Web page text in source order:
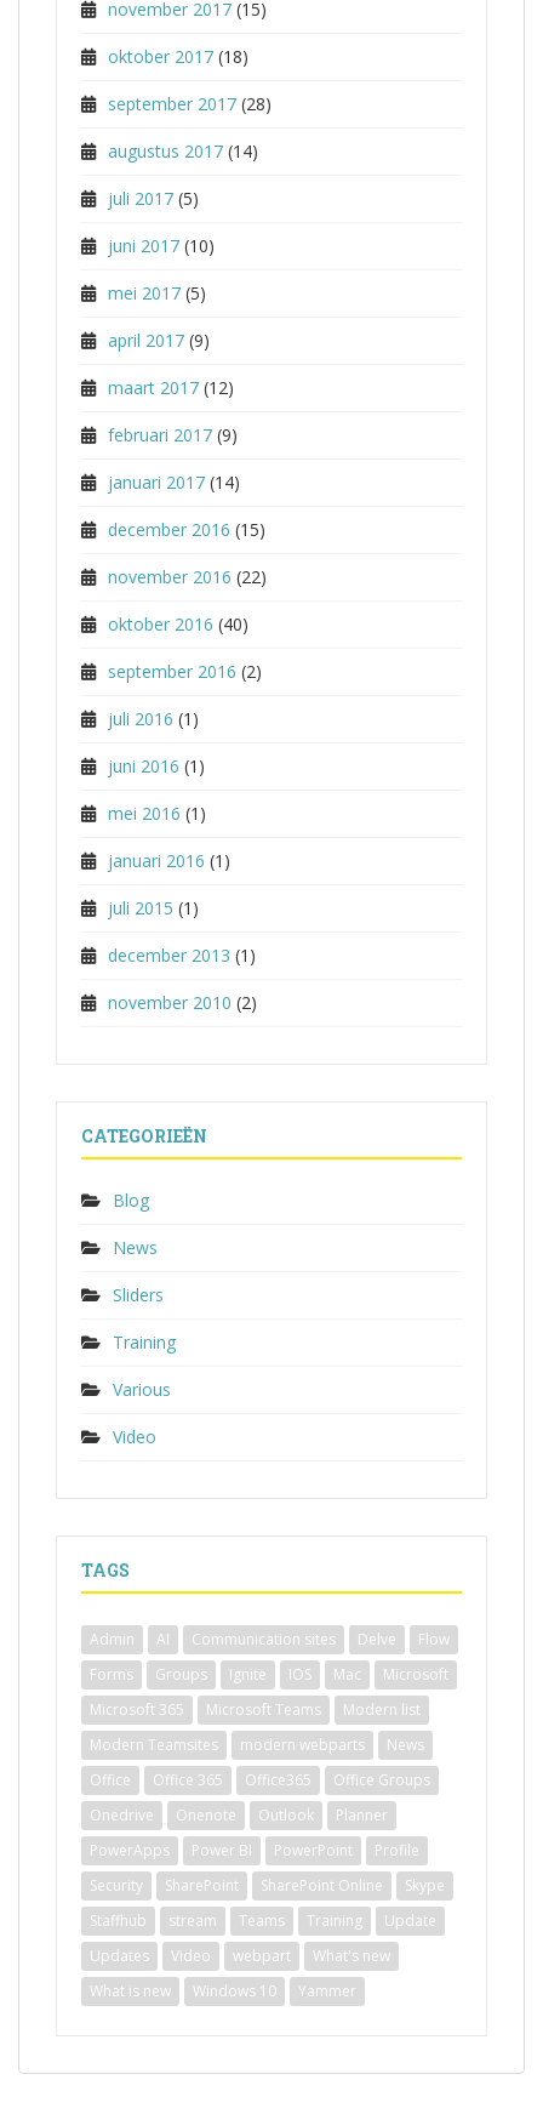
november 2017 (15)
oktober 2017 (18)
september 2017 (28)
augustus 2017 (14)
juli 2017 (5)
juni 2017 (10)
mei 2017 (5)
april 2017 (9)
maart 2017 (12)
februari 2017 (9)
januari 2017 (14)
december 2016 (15)
november 2016 (22)
oktober 2016 (40)
september 2016 (2)
juli 2016 (1)
juni 2016 (1)
mei 2016 (1)
januari 2016 (1)
juli 2015 (1)
december 2013 (1)
november 2010 (2)
CATEGORIEËN
Blog
News
Sliders
Training
Various
Video
TAGS
Admin AI Communication sites Delve
Flow
Forms
Groups Ignite IOS Mac
Microsoft
Microsoft 365
Microsoft Teams
Modern list
Modern Teamsites
modern webparts
News
Office
Office 365 Office365
Office Groups
Onedrive
Onenote Outlook
Planner
PowerApps
Power BI PowerPoint
Profile
Security
SharePoint SharePoint Online
Skype
Staffhub
stream Teams Training
Update
Updates
Video webpart
What's new
What is new
Windows 10 Yammer